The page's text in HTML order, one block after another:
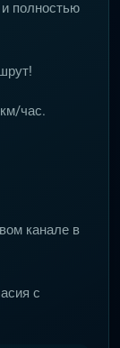
полностью
час.
канале в
с